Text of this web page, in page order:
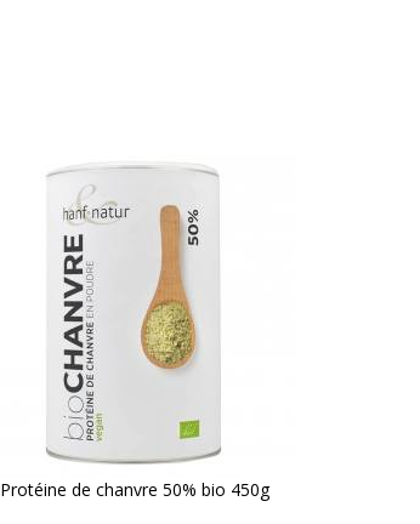
Protéine de chanvre 50% bio 450g